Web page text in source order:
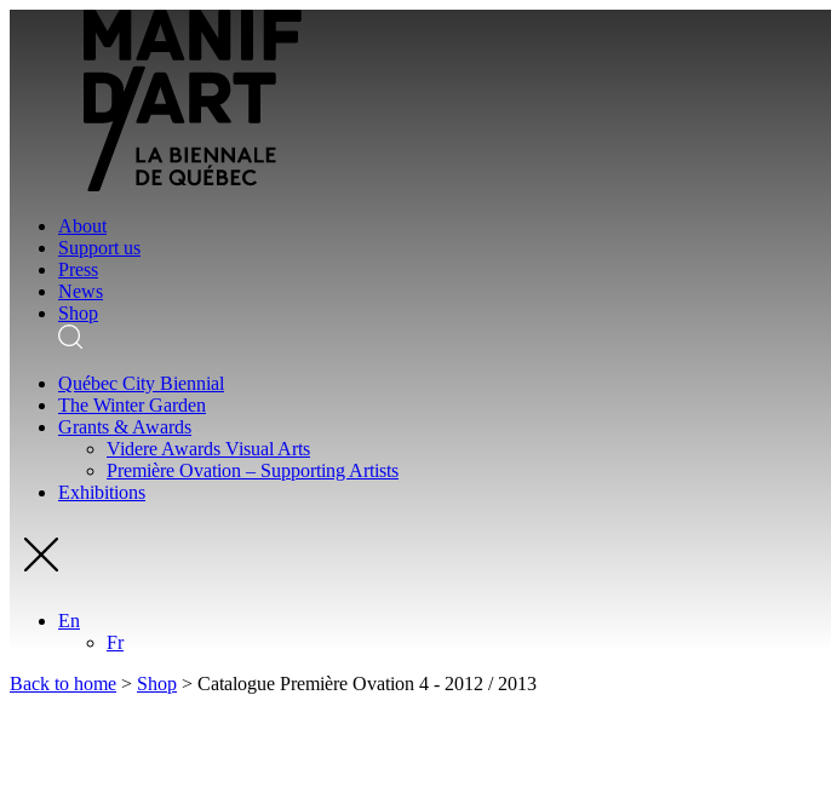
About
Support us
Press
News
Shop
Québec City Biennial
The Winter Garden
Grants & Awards
Videre Awards Visual Arts
Première Ovation – Supporting Artists
Exhibitions
En
Fr
Back to home > Shop > Catalogue Première Ovation 4 - 2012 / 2013